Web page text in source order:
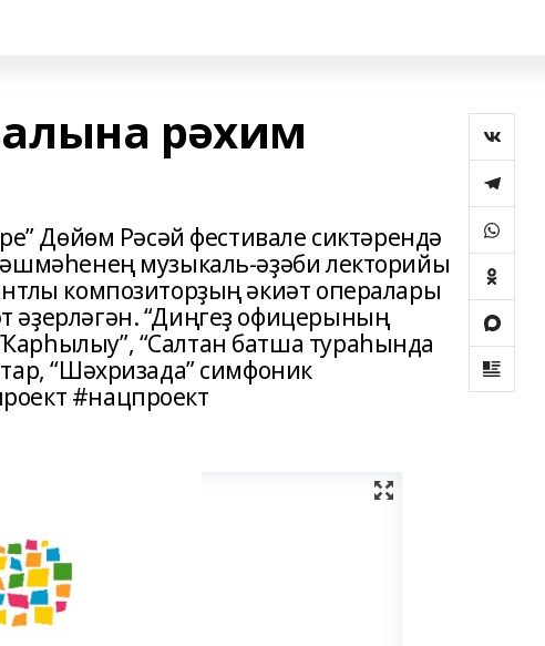
рәхим
Дөйөм Рәсәй фестивале сиктәрендә
музыкаль-әҙәби лекторийы
композиторҙың әкиәт опералары
әҙерләгән. “Диңгеҙ офицерының
“Салтан батша тураһында
“Шәхризада” симфоник
#нацпроект